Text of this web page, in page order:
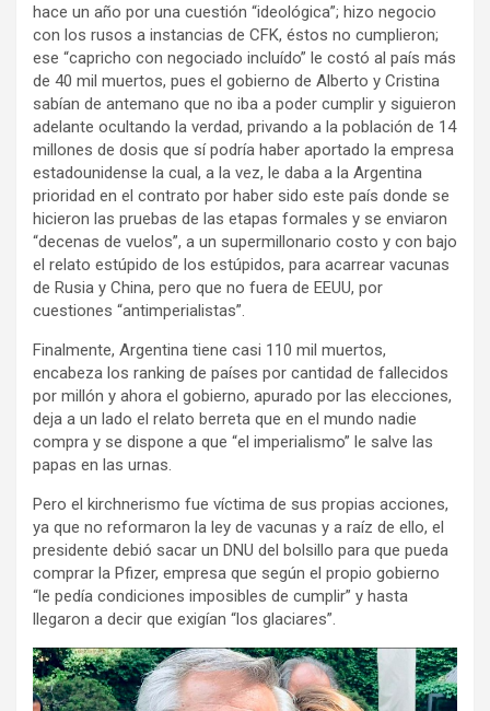
hace un año por una cuestión “ideológica”; hizo negocio
con los rusos a instancias de CFK, éstos no cumplieron;
ese “capricho con negociado incluído” le costó al país más
de 40 mil muertos, pues el gobierno de Alberto y Cristina
sabían de antemano que no iba a poder cumplir y siguieron
adelante ocultando la verdad, privando a la población de 14
millones de dosis que sí podría haber aportado la empresa
estadounidense la cual, a la vez, le daba a la Argentina
prioridad en el contrato por haber sido este país donde se
hicieron las pruebas de las etapas formales y se enviaron
“decenas de vuelos”, a un supermillonario costo y con bajo
el relato estúpido de los estúpidos, para acarrear vacunas
de Rusia y China, pero que no fuera de EEUU, por
cuestiones “antimperialistas”.
Finalmente, Argentina tiene casi 110 mil muertos,
encabeza los ranking de países por cantidad de fallecidos
por millón y ahora el gobierno, apurado por las elecciones,
deja a un lado el relato berreta que en el mundo nadie
compra y se dispone a que “el imperialismo” le salve las
papas en las urnas.
Pero el kirchnerismo fue víctima de sus propias acciones,
ya que no reformaron la ley de vacunas y a raíz de ello, el
presidente debió sacar un DNU del bolsillo para que pueda
comprar la Pfizer, empresa que según el propio gobierno
“le pedía condiciones imposibles de cumplir” y hasta
llegaron a decir que exigían “los glaciares”.